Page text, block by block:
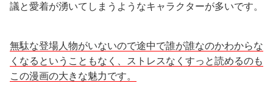
議と愛着が湧いてしまうようなキャラクターが多いです。
無駄な登場人物がいないので途中で誰が誰なのかわからな
くなるということもなく、ストレスなくすっと読めるのも
この漫画の大きな魅力です。